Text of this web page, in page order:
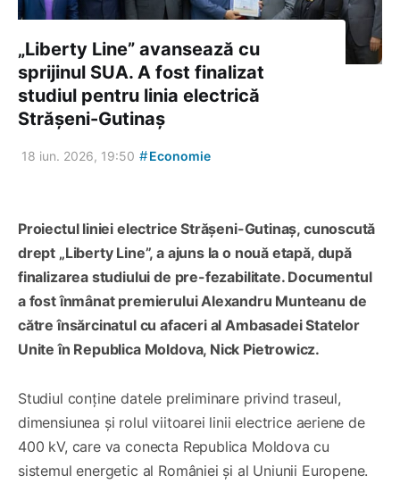
„Liberty Line” avansează cu
sprijinul SUA. A fost finalizat
studiul pentru linia electrică
Strășeni-Gutinaș
18 iun. 2026, 19:50 #Economie
Proiectul liniei electrice Strășeni-Gutinaș, cunoscută
drept „Liberty Line”, a ajuns la o nouă etapă, după
finalizarea studiului de pre-fezabilitate. Documentul
a fost înmânat premierului Alexandru Munteanu de
către însărcinatul cu afaceri al Ambasadei Statelor
Unite în Republica Moldova, Nick Pietrowicz.
Studiul conține datele preliminare privind traseul,
dimensiunea și rolul viitoarei linii electrice aeriene de
400 kV, care va conecta Republica Moldova cu
sistemul energetic al României și al Uniunii Europene.